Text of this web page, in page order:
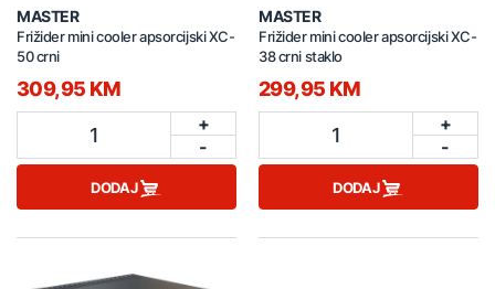
MASTER
Frižider mini cooler apsorcijski XC-
50 crni
309,95 KM
1
+
-
DODAJ
MASTER
Frižider mini cooler apsorcijski XC-
38 crni staklo
299,95 KM
1
+
-
DODAJ